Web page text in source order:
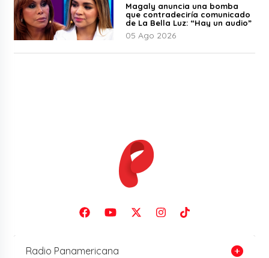
Magaly anuncia una bomba
que contradeciría comunicado
de La Bella Luz: “Hay un audio”
05 Ago 2026
Radio Panamericana